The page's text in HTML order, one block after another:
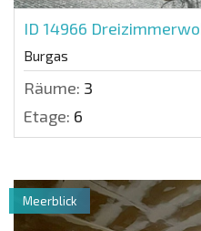
ID 14966
Burgas
Räume: 3
Etage: 6
Meerblick